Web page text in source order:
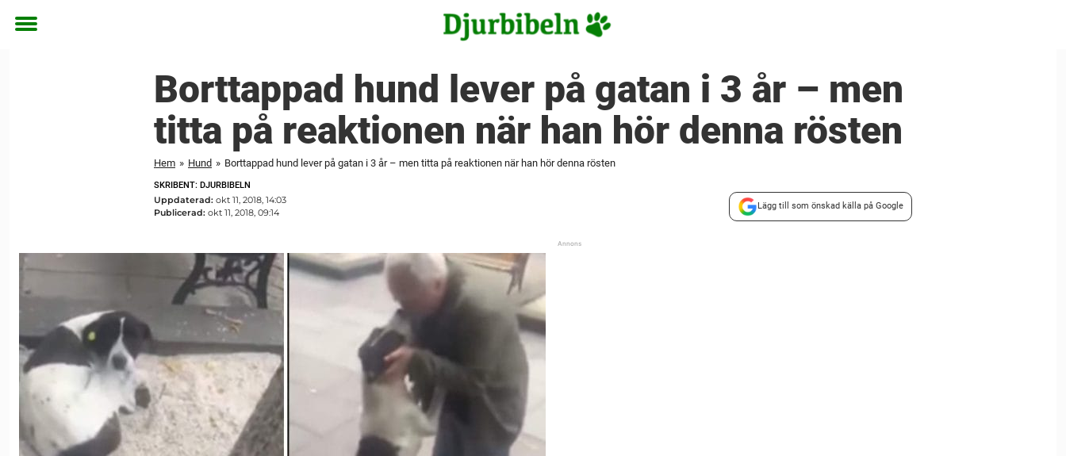
Toggle
Borttappad hund lever på gatan i 3 år – men
titta på reaktionen när han hör denna rösten
Hem » Hund » Borttappad hund lever på gatan i 3 år – men titta på reaktionen när han hör denna rösten
SKRIBENT: DJURBIBELN
Uppdaterad: okt 11, 2018, 14:03
Publicerad: okt 11, 2018, 09:14
Lägg till som önskad källa på Google